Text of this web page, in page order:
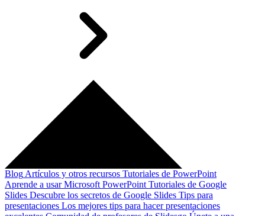
Blog Artículos y otros recursos Tutoriales de PowerPoint
Aprende a usar Microsoft PowerPoint Tutoriales de Google
Slides Descubre los secretos de Google Slides Tips para
presentaciones Los mejores tips para hacer presentaciones